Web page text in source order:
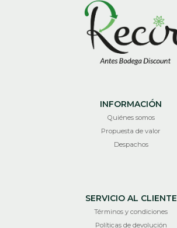
INFORMACIÓN
Quiénes somos
Propuesta de valor
Despachos
SERVICIO AL CLIENTE
Términos y condiciones
Políticas de devolución